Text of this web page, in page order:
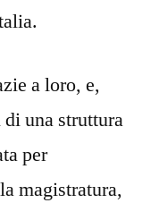
a loro, e,
una struttura
per
magistratura,